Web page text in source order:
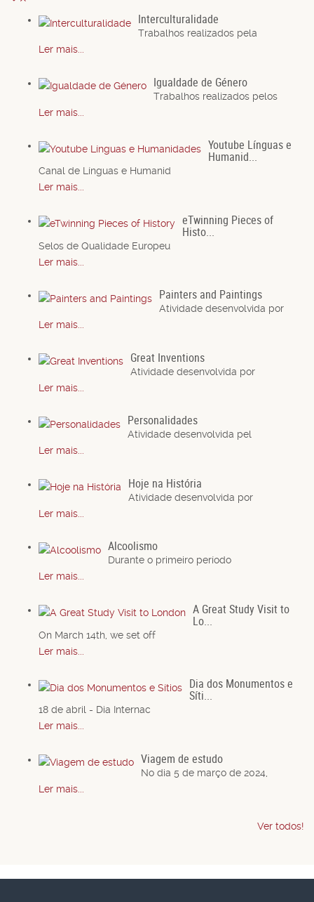
Interculturalidade
Trabalhos realizados pela
Ler mais...
Igualdade de Género
Trabalhos realizados pelos
Ler mais...
Youtube Línguas e
Humanid...
Canal de Línguas e Humanid
Ler mais...
eTwinning Pieces of
Histo...
Selos de Qualidade Europeu
Ler mais...
Painters and Paintings
Atividade desenvolvida por
Ler mais...
Great Inventions
Atividade desenvolvida por
Ler mais...
Personalidades
Atividade desenvolvida pel
Ler mais...
Hoje na História
Atividade desenvolvida por
Ler mais...
Alcoolismo
Durante o primeiro período
Ler mais...
A Great Study Visit to
Lo...
On March 14th, we set off
Ler mais...
Dia dos Monumentos e
Síti...
18 de abril - Dia Internac
Ler mais...
Viagem de estudo
No dia 5 de março de 2024,
Ler mais...
Ver todos!